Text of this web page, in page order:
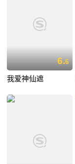
6.6
我爱神仙遮